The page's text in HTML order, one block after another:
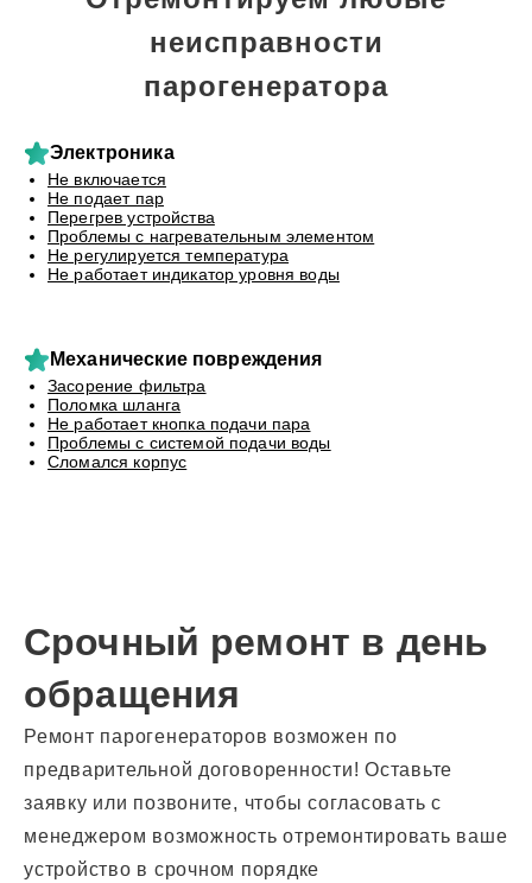
неисправности
парогенератора
Электроника
Не включается
Не подает пар
Перегрев устройства
Проблемы с нагревательным элементом
Не регулируется температура
Не работает индикатор уровня воды
Механические повреждения
Засорение фильтра
Поломка шланга
Не работает кнопка подачи пара
Проблемы с системой подачи воды
Сломался корпус
Срочный ремонт в день
обращения
Ремонт парогенераторов возможен по
предварительной договоренности! Оставьте
заявку или позвоните, чтобы согласовать с
менеджером возможность отремонтировать ваше
устройство в срочном порядке